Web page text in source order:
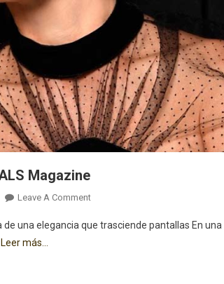
Magazine
Leave A CommentOn
Córdoba,
una elegancia que trasciende pantallas En una
Leer más…